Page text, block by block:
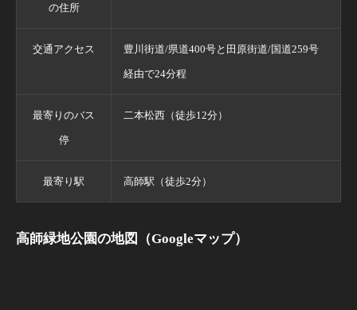
の住所
交通アクセス 豊川街道/県道400号と田原街道/国道259号
経由で24分程
最寄りのバス
停
二本松西（徒歩12分）
最寄り駅 高師駅（徒歩2分）
高師緑地公園の地図（Googleマップ）